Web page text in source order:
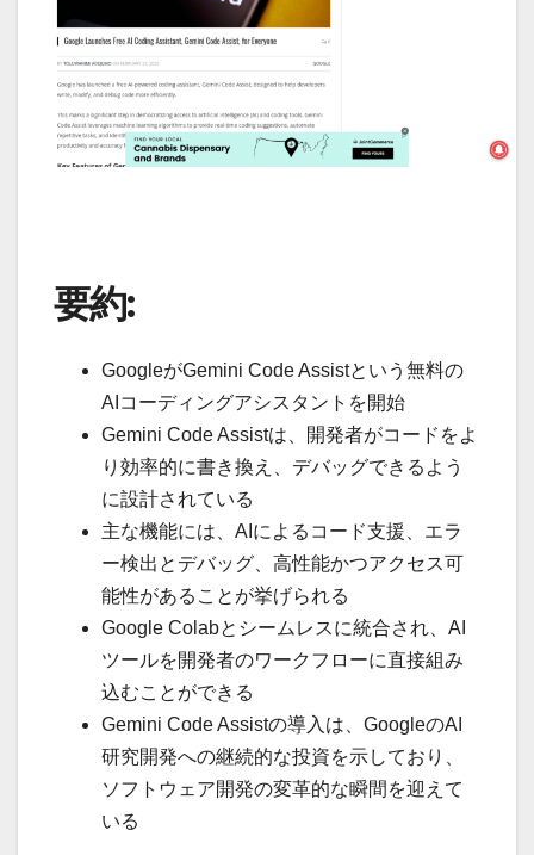
要約:
GoogleがGemini Code Assistという無料の
AIコーディングアシスタントを開始
Gemini Code Assistは、開発者がコードをよ
り効率的に書き換え、デバッグできるよう
に設計されている
主な機能には、AIによるコード支援、エラ
ー検出とデバッグ、高性能かつアクセス可
能性があることが挙げられる
Google Colabとシームレスに統合され、AI
ツールを開発者のワークフローに直接組み
込むことができる
Gemini Code Assistの導入は、GoogleのAI
研究開発への継続的な投資を示しており、
ソフトウェア開発の変革的な瞬間を迎えて
いる